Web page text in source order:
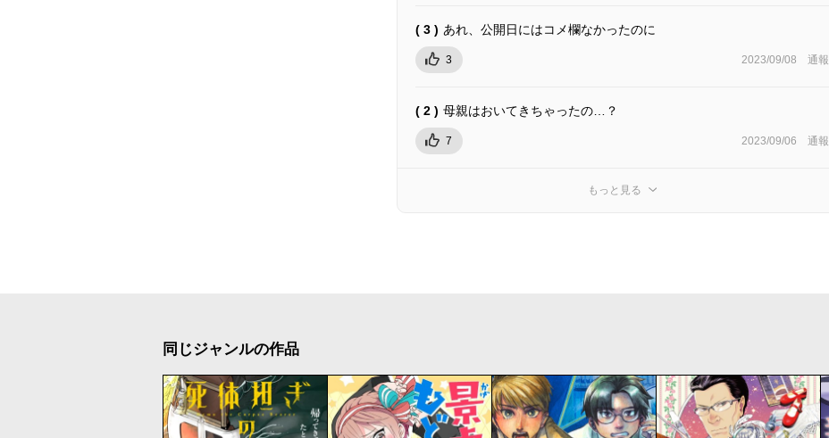
( 3 ) あれ、公開日にはコメ欄なかったのに
3 2023/09/08 通報
( 2 ) 母親はおいてきちゃったの…？
7 2023/09/06 通報
もっと見る
同じジャンルの作品